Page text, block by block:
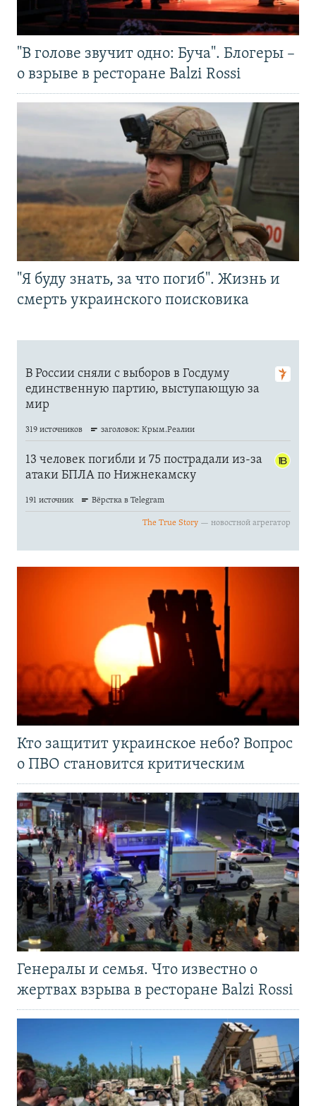
"В голове звучит одно: Буча". Блогеры –
о взрыве в ресторане Balzi Rossi
"Я буду знать, за что погиб". Жизнь и
смерть украинского поисковика
Кто защитит украинское небо? Вопрос
о ПВО становится критическим
Генералы и семья. Что известно о
жертвах взрыва в ресторане Balzi Rossi